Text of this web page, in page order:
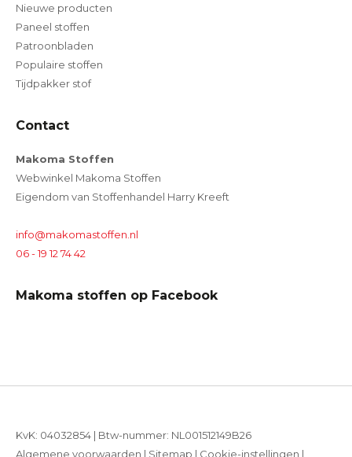
Nieuwe producten
Paneel stoffen
Patroonbladen
Populaire stoffen
Tijdpakker stof
Contact
Makoma Stoffen
Webwinkel Makoma Stoffen
Eigendom van Stoffenhandel Harry Kreeft
info@makomastoffen.nl
06 - 19 12 74 42
Makoma stoffen op Facebook
KvK: 04032854 | Btw-nummer: NL001512149B26
Algemene voorwaarden | Sitemap | Cookie-instellingen |